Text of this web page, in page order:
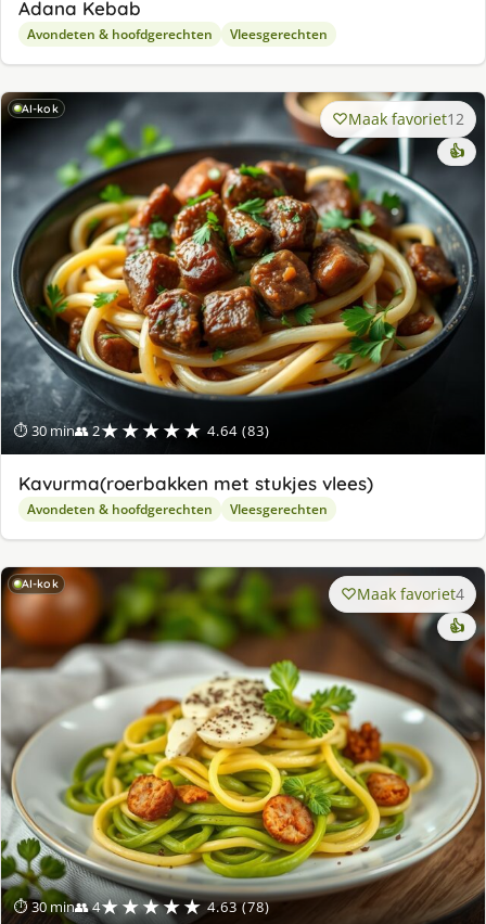
Adana Kebab
Avondeten & hoofdgerechten Vleesgerechten
AI-kok
⏱ 30 min👥 2★★★★★ 4.64 (83)
Maak favoriet12
👍
Kavurma(roerbakken met stukjes vlees)
Avondeten & hoofdgerechten Vleesgerechten
AI-kok
⏱ 30 min👥 4★★★★★ 4.63 (78)
Maak favoriet4
👍